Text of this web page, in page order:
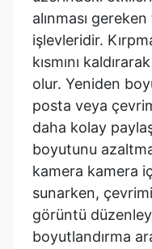
alınması
işlevleridir.
kısmını
olur. Yeniden
posta veya
daha kolay
boyutunu
kamera kamera
sunarken,
görüntü
boyutlandırma